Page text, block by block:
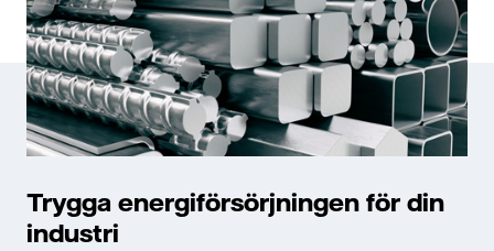
Trygga energiförsörjningen för din
industri